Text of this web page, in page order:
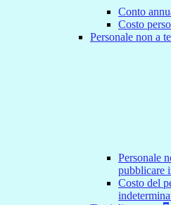
Conto
Costo
Personale non a
Personale
pubblicare
Costo del